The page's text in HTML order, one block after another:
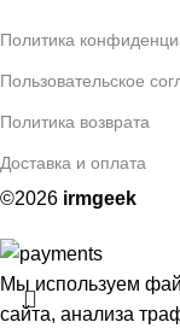
Политика
Пользовательское
Политика возврата
Доставка и оплата
©2026 irmgeek
Мы используем
сайта, анализа